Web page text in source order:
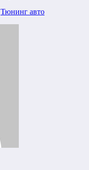
Тюнинг авто